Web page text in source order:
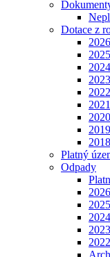
Dotace z
2026
2025
2024
2023
2022
2021
2020
2019
2018
Platný
Odpady
2026
2025
2024
2023
2022